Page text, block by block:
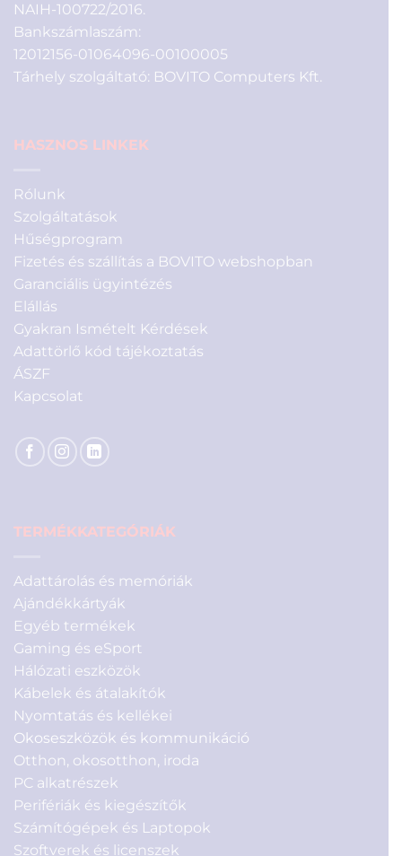
NAIH-100722/2016.
Bankszámlaszám:
12012156-01064096-00100005
Tárhely szolgáltató: BOVITO Computers Kft.
HASZNOS LINKEK
Rólunk
Szolgáltatások
Hűségprogram
Fizetés és szállítás a BOVITO webshopban
Garanciális ügyintézés
Elállás
Gyakran Ismételt Kérdések
Adattörlő kód tájékoztatás
ÁSZF
Kapcsolat
TERMÉKKATEGÓRIÁK
Adattárolás és memóriák
Ajándékkártyák
Egyéb termékek
Gaming és eSport
Hálózati eszközök
Kábelek és átalakítók
Nyomtatás és kellékei
Okoseszközök és kommunikáció
Otthon, okosotthon, iroda
PC alkatrészek
Perifériák és kiegészítők
Számítógépek és Laptopok
Szoftverek és licenszek